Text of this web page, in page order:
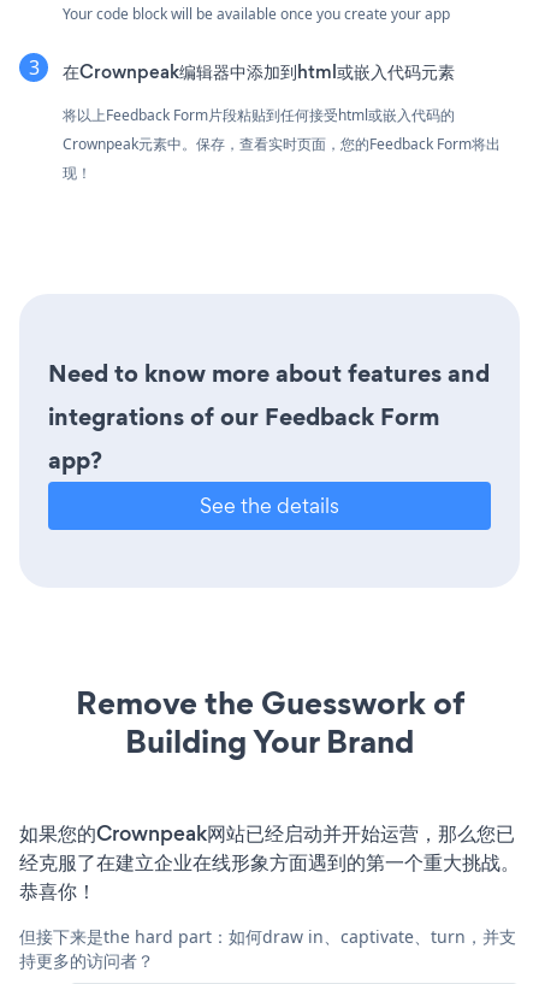
Your code block will be available once you create your app
在Crownpeak编辑器中添加到html或嵌入代码元素
将以上Feedback Form片段粘贴到任何接受html或嵌入代码的
Crownpeak元素中。保存，查看实时页面，您的Feedback Form将出
现！
Need to know more about features and
integrations of our Feedback Form
app?
See the details
Remove the Guesswork of
Building Your Brand
如果您的Crownpeak网站已经启动并开始运营，那么您已
经克服了在建立企业在线形象方面遇到的第一个重大挑战。
恭喜你！
但接下来是the hard part：如何draw in、captivate、turn，并支
持更多的访问者？